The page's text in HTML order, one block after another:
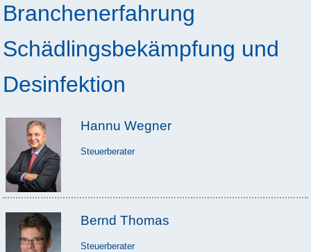
Branchenerfahrung
Schädlingsbekämpfung und
Desinfektion
Hannu Wegner
Steuerberater
Bernd Thomas
Steuerberater